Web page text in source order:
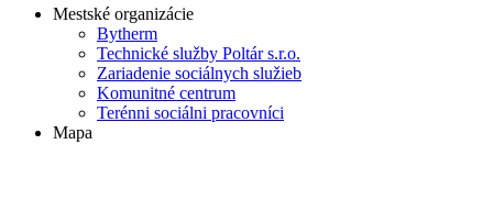
Mestské organizácie
Bytherm
Technické služby Poltár s.r.o.
Zariadenie sociálnych služieb
Komunitné centrum
Terénni sociálni pracovníci
Mapa